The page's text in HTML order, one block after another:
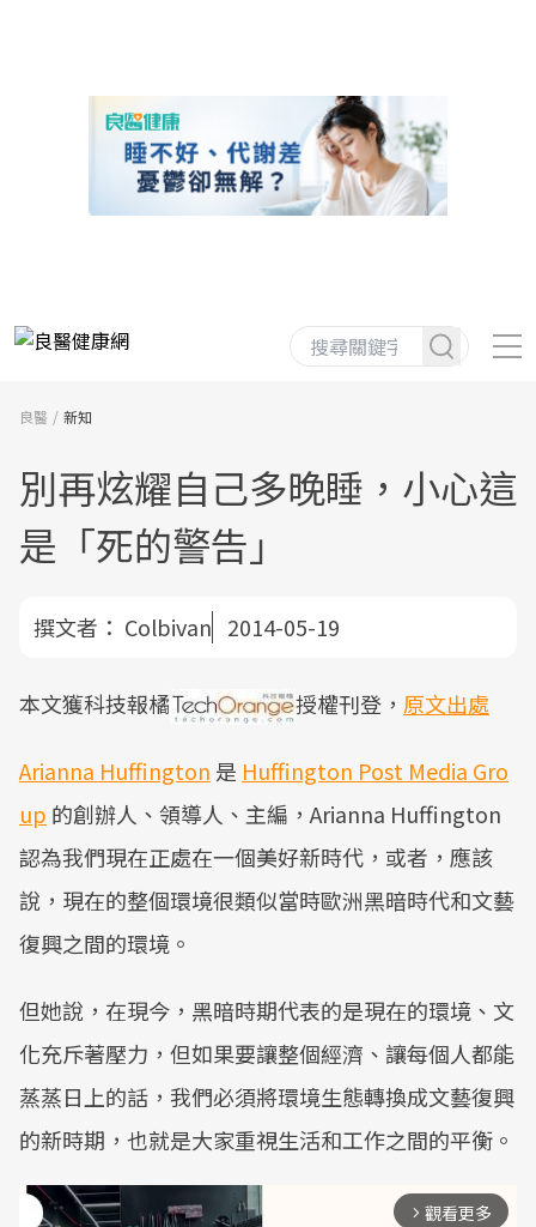
良醫 新知
別再炫耀自己多晚睡，小心這
是「死的警告」
撰文者： Colbivan 2014-05-19
本文獲科技報橘 授權刊登， 原文出處
Arianna Huffington 是 Huffington Post Media Gro
up 的創辦人、領導人、主編，Arianna Huffington
認為我們現在正處在一個美好新時代，或者，應該
說，現在的整個環境很類似當時歐洲黑暗時代和文藝
復興之間的環境。
但她說，在現今，黑暗時期代表的是現在的環境、文
化充斥著壓力，但如果要讓整個經濟、讓每個人都能
蒸蒸日上的話，我們必須將環境生態轉換成文藝復興
的新時期，也就是大家重視生活和工作之間的平衡。
arrow_forward_ios 觀看更多